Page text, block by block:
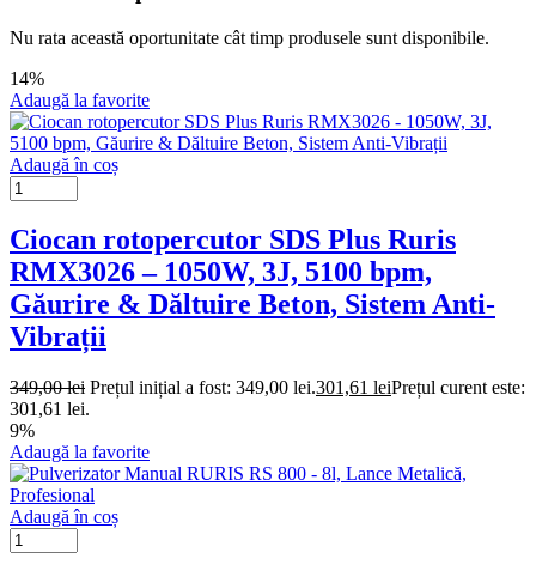
Nu rata această oportunitate cât timp produsele sunt disponibile.
14%
Adaugă la favorite
Adaugă în coș
Ciocan rotopercutor SDS Plus Ruris
RMX3026 – 1050W, 3J, 5100 bpm,
Găurire & Dăltuire Beton, Sistem Anti-
Vibrații
349,00lei Prețul inițial a fost: 349,00 lei.301,61 leiPrețul curent este:
301,61 lei.
9%
Adaugă la favorite
Adaugă în coș